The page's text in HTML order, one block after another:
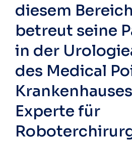
diesem
betreut seine
in der
des Medical
Experte für